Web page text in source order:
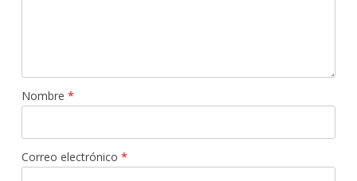
Nombre *
Correo electrónico *